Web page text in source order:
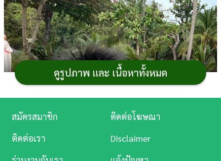
ดูรูปภาพ และ เนื้อหาทั้งหมด
ศึกษา
บันเทิง
ดู
หนัง
สมัครสมาชิก
ติดต่อโฆษณา
ติดต่อเรา
Disclaimer